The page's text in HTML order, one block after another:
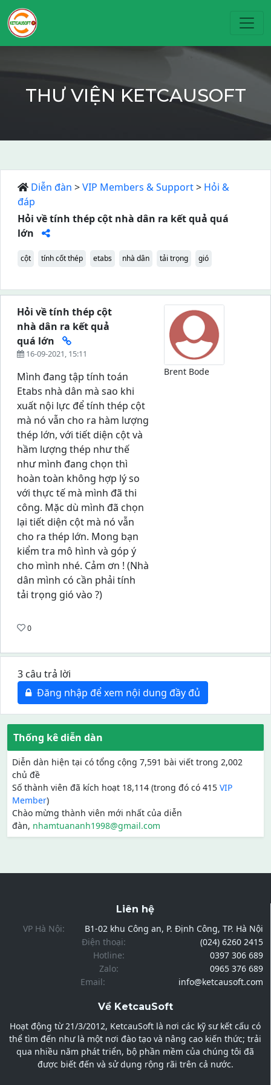
THƯ VIỆN KETCAUSOFT
Diễn đàn >VIP Members & Support> Hỏi &
đáp
Hỏi về tính thép cột nhà dân ra kết quả quá
lớn
cột tính cốt thép etabs nhà dân tải trọng gió
Hỏi về tính thép cột
nhà dân ra kết quả
quá lớn
16-09-2021, 15:11
Mình đang tập tính toán
Etabs nhà dân mà sao khi
xuất nội lực để tính thép cột
mà nó vẫn cho ra hàm lượng
thép lớn, với tiết diện cột và
hầm lượng thép như thế
như mình đang chọn thì
hoàn toàn không hợp lý so
với thực tế mà mình đã thi
công. Mặc dù mình đã chọn
lại tiết diện cột mà nó vẫn
cho ra thép lớn. Mong bạn
kiểm tra mô hình và góp ý
cho mình nhé. Cảm ơn ! (Nhà
dân mình có cần phải tính
tải trọng gió vào ?)
0
Brent Bode
3 câu trả lời
Đăng nhập để xem nội dung đầy đủ
Thống kê diễn dàn
Diễn dàn hiện tại có tổng cộng 7,591 bài viết trong 2,002
chủ đề
Số thành viên đã kích hoạt 18,114 (trong đó có 415 VIP
Member)
Chào mừng thành viên mới nhất của diễn
đàn, nhamtuananh1998@gmail.com
Liên hệ
VP Hà Nội:
B1-02 khu Công an, P. Định Công, TP. Hà Nội
Điện thoại:
(024) 6260 2415
Hotline:
0397 306 689
Zalo:
0965 376 689
Email:
info@ketcausoft.com
Về KetcauSoft
Hoạt động từ 21/3/2012, KetcauSoft là nơi các kỹ sư kết cấu có
thể tìm đến như là một nơi đào tạo và nâng cao kiến thức; trải
qua nhiều năm phát triển, bộ phần mềm của chúng tôi đã
được biết đến và sử dụng rộng rãi trên cả nước.